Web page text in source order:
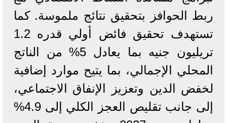
ربط الحوافز بتحقيق نتائج ملموسة. كما
تستهدف تحقيق فائض أولي قدره 1.2
تريليون جنيه بما يعادل 5% من الناتج
المحلي الإجمالي، بما يتيح موارد إضافية
لخفض الدين وتعزيز الإنفاق الاجتماعي،
إلى جانب تقليص العجز الكلي إلى 4.9%